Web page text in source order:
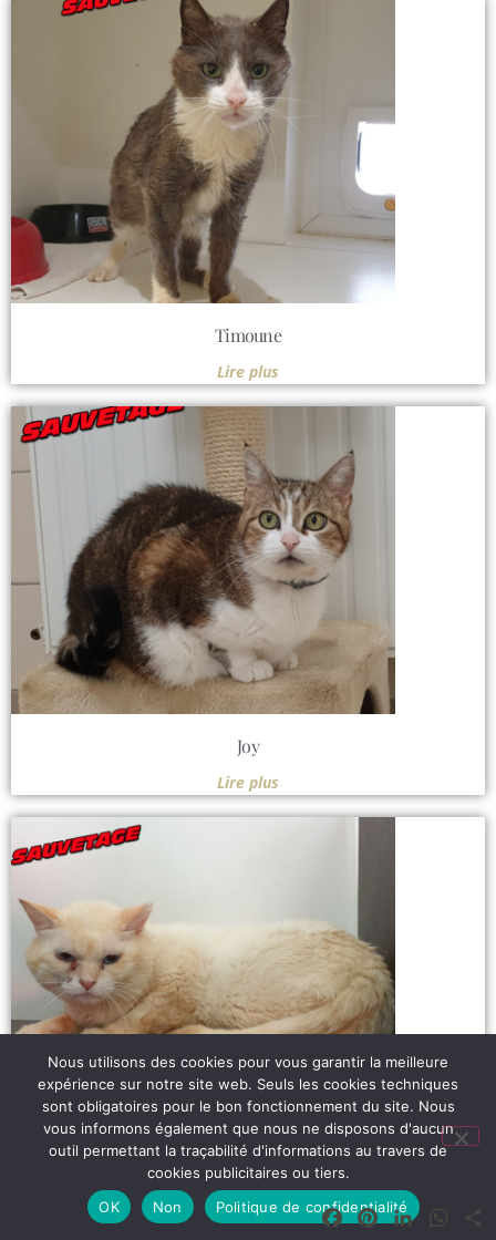
Timoune
Lire plus
Joy
Lire plus
Kapok
Lire plus
Facebook
PinterestLinkedIn
Nous utilisons des cookies pour vous garantir la meilleure
expérience sur notre site web. Seuls les cookies techniques
sont obligatoires pour le bon fonctionnement du site. Nous
vous informons également que nous ne disposons d'aucun
outil permettant la traçabilité d'informations au travers de
cookies publicitaires ou tiers.
OK
Non Politique de confidentialité